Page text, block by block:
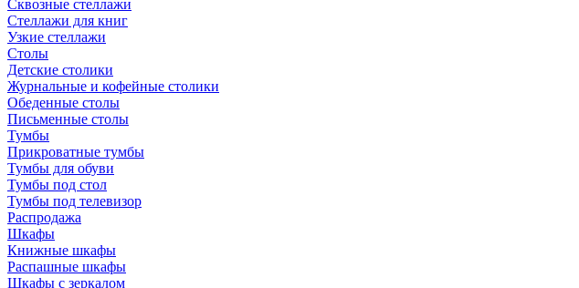
Сквозные стеллажи
Стеллажи для книг
Узкие стеллажи
Столы
Детские столики
Журнальные и кофейные столики
Обеденные столы
Письменные столы
Тумбы
Прикроватные тумбы
Тумбы для обуви
Тумбы под стол
Тумбы под телевизор
Распродажа
Шкафы
Книжные шкафы
Распашные шкафы
Шкафы с зеркалом